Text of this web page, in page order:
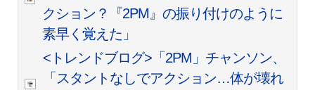
クション？『2PM』の振り付けのように
素早く覚えた」
<トレンドブログ>「2PM」チャンソン、
「スタントなしでアクション…体が壊れ